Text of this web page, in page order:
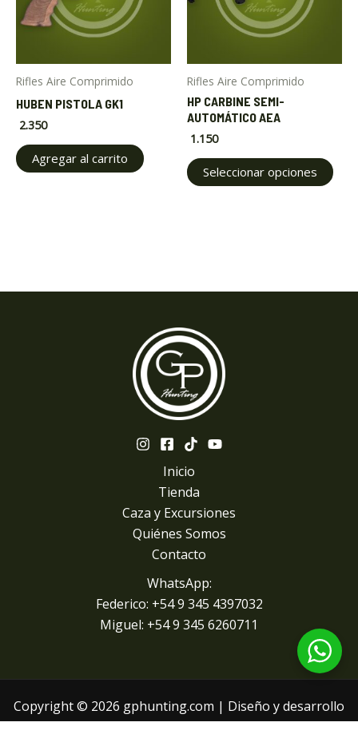
Rifles Aire Comprimido
HUBEN PISTOLA GK1
2.350
Agregar al carrito
Rifles Aire Comprimido
HP CARBINE SEMI-
AUTOMÁTICO AEA
1.150
Seleccionar opciones
may
Inicio
Tienda
Caza y Excursiones
Quiénes Somos
Contacto
WhatsApp:
Federico: +54 9 345 4397032
Miguel: +54 9 345 6260711
Copyright © 2026 gphunting.com | Diseño y desarrollo
paginaswep.com